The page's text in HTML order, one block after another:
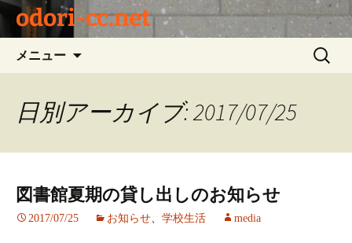
odori-cc.net
メニュー
ン
ッ
検
索:
日別アーカイブ: 2017/07/25
図書館夏期の貸し出しのお知らせ
2017/07/25 お知らせ、 学校生活 media